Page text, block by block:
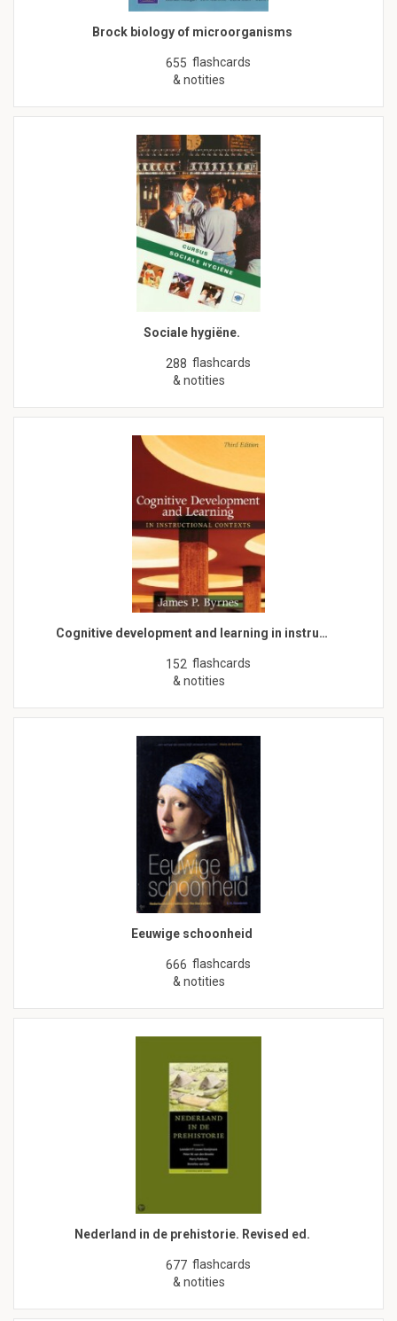
Brock biology of microorganisms
655 flashcards
& notities
Sociale hygiëne.
288 flashcards
& notities
Cognitive development and learning in instru…
152 flashcards
& notities
Eeuwige schoonheid
666 flashcards
& notities
Nederland in de prehistorie. Revised ed.
677 flashcards
& notities